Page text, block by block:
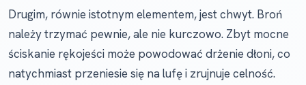
Drugim, równie istotnym elementem, jest chwyt. Broń
należy trzymać pewnie, ale nie kurczowo. Zbyt mocne
ściskanie rękojeści może powodować drżenie dłoni, co
natychmiast przeniesie się na lufę i zrujnuje celność.